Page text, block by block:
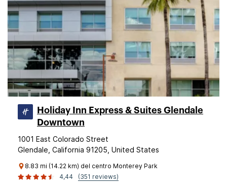
Holiday Inn Express & Suites Glendale
Downtown
1001 East Colorado Street
Glendale, California 91205, United States
8.83 mi (14.22 km) del centro Monterey Park
4,44
(351 reviews)